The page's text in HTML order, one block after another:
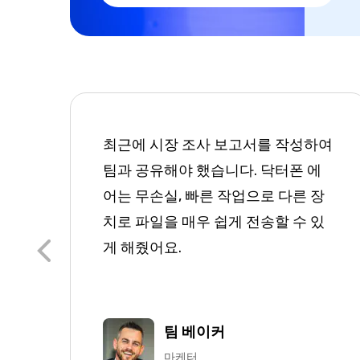
최근에 시장 조사 보고서를 작성하여
팀과 공유해야 했습니다. 닥터폰 에
어는 무손실, 빠른 작업으로 다른 장
치로 파일을 매우 쉽게 전송할 수 있
게 해줬어요.
팀 베이커